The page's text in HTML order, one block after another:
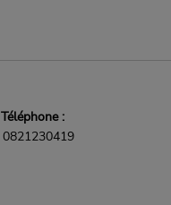
Téléphone :
0821230419